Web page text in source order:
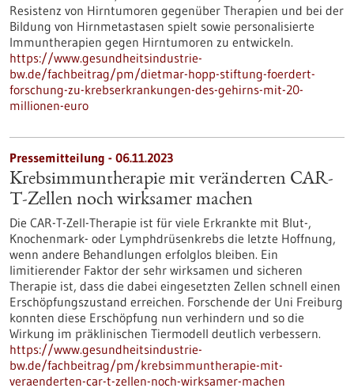
Resistenz von Hirntumoren gegenüber Therapien und bei der
Bildung von Hirnmetastasen spielt sowie personalisierte
Immuntherapien gegen Hirntumoren zu entwickeln.
https://www.gesundheitsindustrie-
bw.de/fachbeitrag/pm/dietmar-hopp-stiftung-foerdert-
forschung-zu-krebserkrankungen-des-gehirns-mit-20-
millionen-euro
Pressemitteilung - 06.11.2023
Krebsimmuntherapie mit veränderten CAR-
T-Zellen noch wirksamer machen
Die CAR-T-Zell-Therapie ist für viele Erkrankte mit Blut-,
Knochenmark- oder Lymphdrüsenkrebs die letzte Hoffnung,
wenn andere Behandlungen erfolglos bleiben. Ein
limitierender Faktor der sehr wirksamen und sicheren
Therapie ist, dass die dabei eingesetzten Zellen schnell einen
Erschöpfungszustand erreichen. Forschende der Uni Freiburg
konnten diese Erschöpfung nun verhindern und so die
Wirkung im präklinischen Tiermodell deutlich verbessern.
https://www.gesundheitsindustrie-
bw.de/fachbeitrag/pm/krebsimmuntherapie-mit-
veraenderten-car-t-zellen-noch-wirksamer-machen